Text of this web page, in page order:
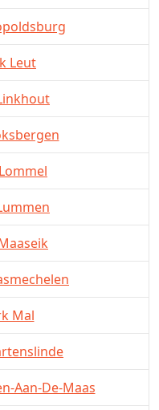
Leut
Mal
Aan-De-Maas